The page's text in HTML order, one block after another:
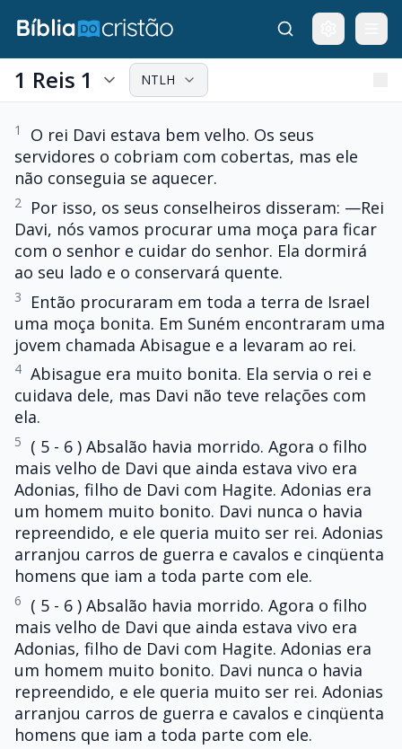
1 Reis 1 NTLH
1
O rei Davi estava bem velho. Os seus
servidores o cobriam com cobertas, mas ele
não conseguia se aquecer.
2
Por isso, os seus conselheiros disseram: —Rei
Davi, nós vamos procurar uma moça para ficar
com o senhor e cuidar do senhor. Ela dormirá
ao seu lado e o conservará quente.
3
Então procuraram em toda a terra de Israel
uma moça bonita. Em Suném encontraram uma
jovem chamada Abisague e a levaram ao rei.
4 Abisague era muito bonita. Ela servia o rei e
cuidava dele, mas Davi não teve relações com
ela.
5
( 5 - 6 ) Absalão havia morrido. Agora o filho
mais velho de Davi que ainda estava vivo era
Adonias, filho de Davi com Hagite. Adonias era
um homem muito bonito. Davi nunca o havia
repreendido, e ele queria muito ser rei. Adonias
arranjou carros de guerra e cavalos e cinqüenta
homens que iam a toda parte com ele.
6
( 5 - 6 ) Absalão havia morrido. Agora o filho
mais velho de Davi que ainda estava vivo era
Adonias, filho de Davi com Hagite. Adonias era
um homem muito bonito. Davi nunca o havia
repreendido, e ele queria muito ser rei. Adonias
arranjou carros de guerra e cavalos e cinqüenta
homens que iam a toda parte com ele.